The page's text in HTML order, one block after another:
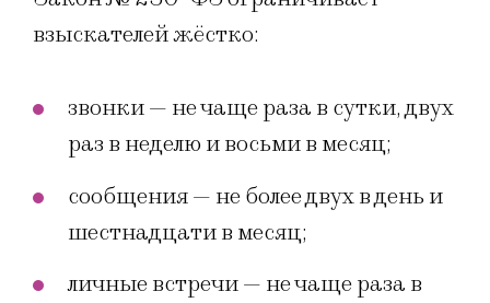
взыскателей жёстко:
звонки — не чаще раза в сутки, двух
раз в неделю и восьми в месяц;
сообщения — не более двух в день и
шестнадцати в месяц;
личные встречи — не чаще раза в